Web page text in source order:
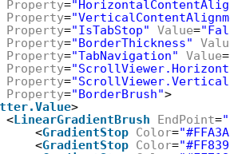
Property=
Property=
Property="IsTabStop" Value=
Property="BorderThickness"
Property="TabNavigation" Value=
Property=
Property=
Property="BorderBrush">
>
<LinearGradientBrush EndPoint=
<GradientStop Color=
<GradientStop Color=